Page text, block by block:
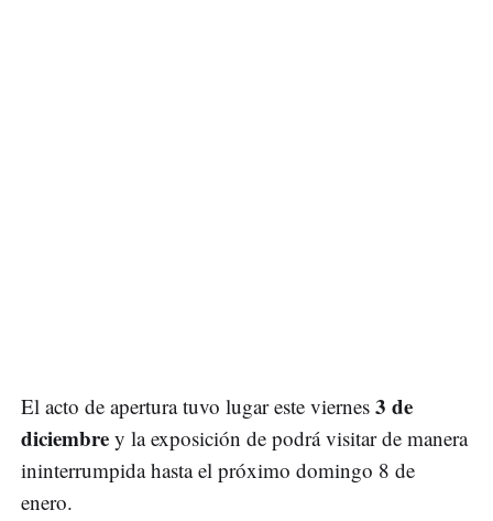
El acto de apertura tuvo lugar este viernes 3 de
diciembre y la exposición de podrá visitar de manera
ininterrumpida hasta el próximo domingo 8 de
enero.